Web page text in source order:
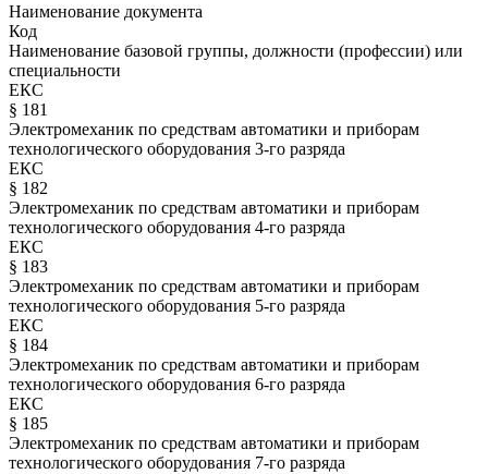
Наименование документа
Код
Наименование базовой группы, должности (профессии) или
специальности
ЕКС
§ 181
Электромеханик по средствам автоматики и приборам
технологического оборудования 3-го разряда
ЕКС
§ 182
Электромеханик по средствам автоматики и приборам
технологического оборудования 4-го разряда
ЕКС
§ 183
Электромеханик по средствам автоматики и приборам
технологического оборудования 5-го разряда
ЕКС
§ 184
Электромеханик по средствам автоматики и приборам
технологического оборудования 6-го разряда
ЕКС
§ 185
Электромеханик по средствам автоматики и приборам
технологического оборудования 7-го разряда